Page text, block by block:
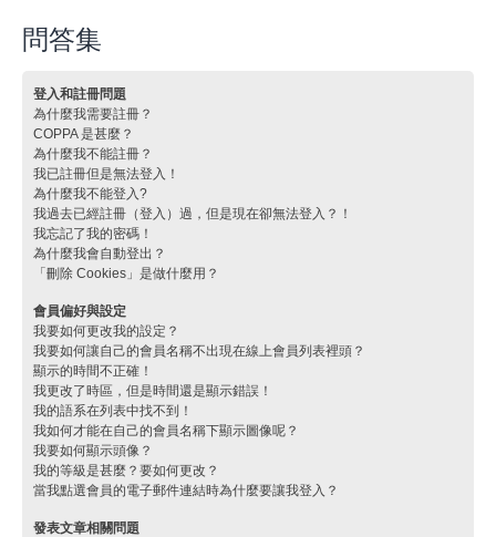
問答集
登入和註冊問題
為什麼我需要註冊？
COPPA 是甚麼？
為什麼我不能註冊？
我已註冊但是無法登入！
為什麼我不能登入?
我過去已經註冊（登入）過，但是現在卻無法登入？！
我忘記了我的密碼！
為什麼我會自動登出？
「刪除 Cookies」是做什麼用？
會員偏好與設定
我要如何更改我的設定？
我要如何讓自己的會員名稱不出現在線上會員列表裡頭？
顯示的時間不正確！
我更改了時區，但是時間還是顯示錯誤！
我的語系在列表中找不到！
我如何才能在自己的會員名稱下顯示圖像呢？
我要如何顯示頭像？
我的等級是甚麼？要如何更改？
當我點選會員的電子郵件連結時為什麼要讓我登入？
發表文章相關問題